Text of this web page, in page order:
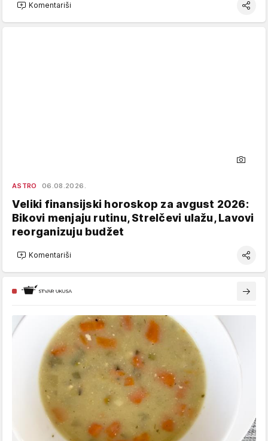
Komentariši
ASTRO 06.08.2026.
Veliki finansijski horoskop za avgust 2026:
Bikovi menjaju rutinu, Strelčevi ulažu, Lavovi
reorganizuju budžet
Komentariši